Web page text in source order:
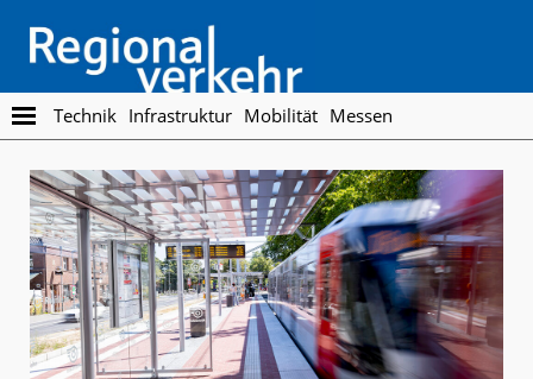
main
content
footer
Regionalverkehr
Die
Fachzeitschrift
den
Öffentlichen
Personennahverkehr
Technik Infrastruktur Mobilität Messen